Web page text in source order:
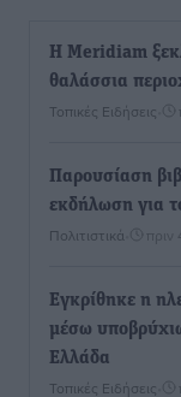
Η Meridiam
θαλάσσια
Τοπικές Ειδήσεις
Παρουσίαση
εκδήλωση για
Πολιτιστικά πριν
Εγκρίθηκε η
μέσω
Ελλάδα
Τοπικές Ειδήσεις